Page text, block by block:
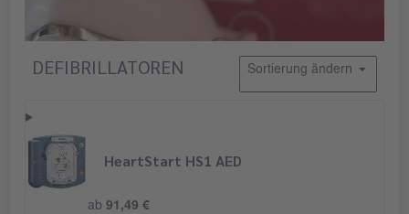
DEFIBRILLATOREN Sortierung ändern
HeartStart HS1 AED
ab 91,49 €